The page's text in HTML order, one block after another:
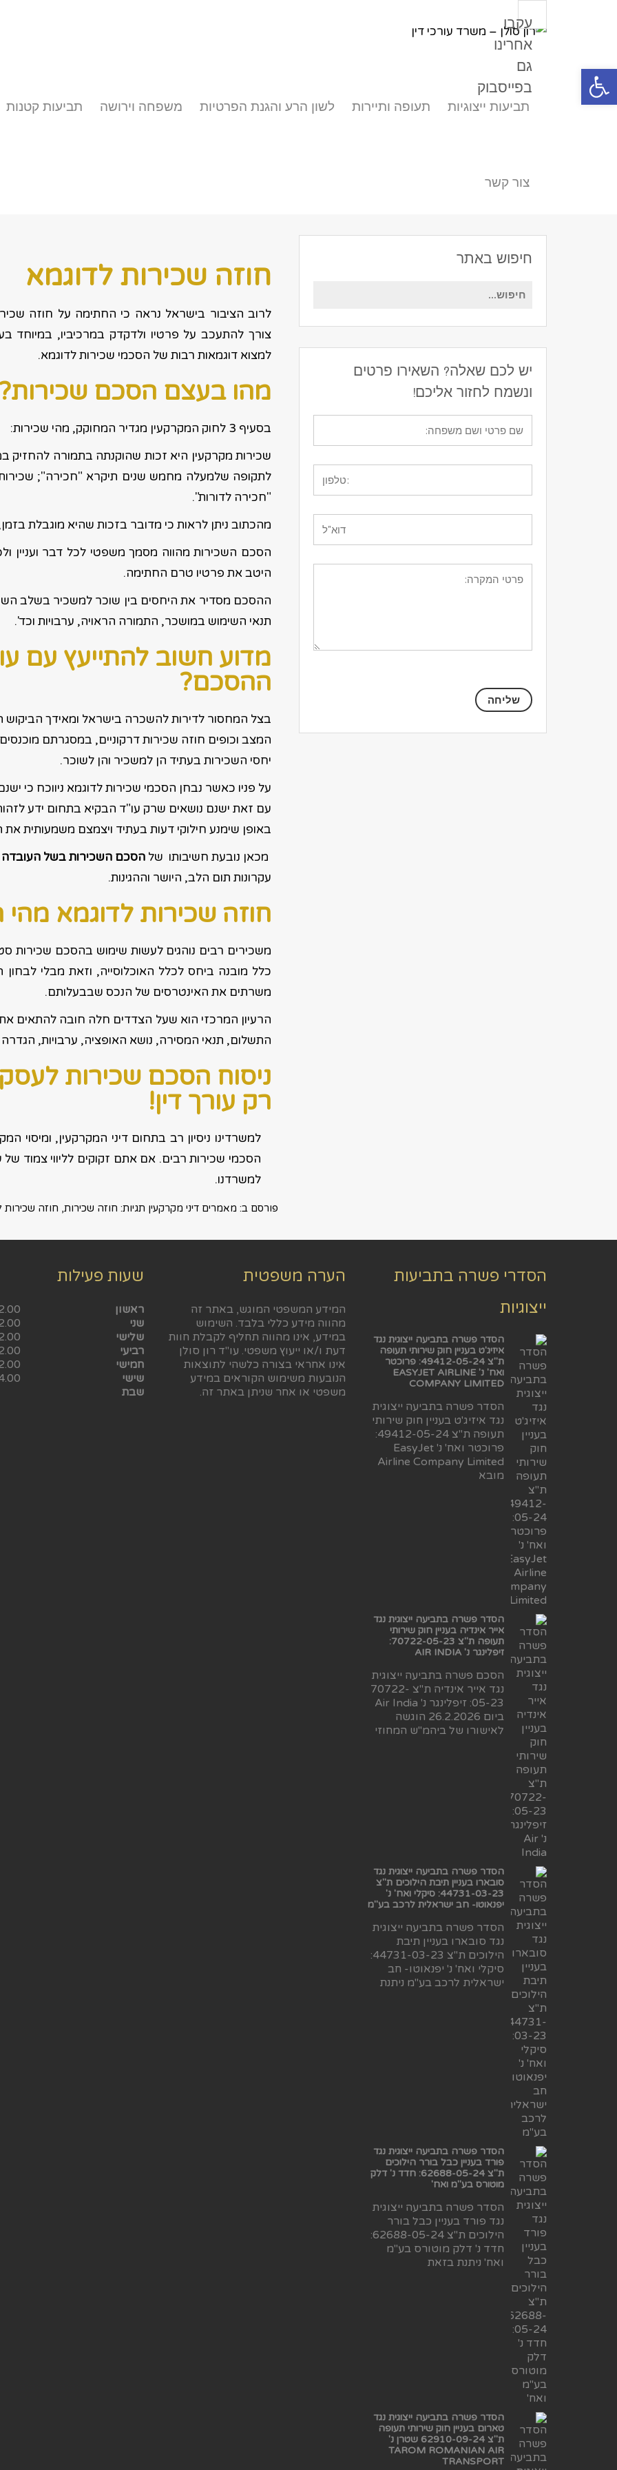
פתח סרגל נגישות
תביעות ייצוגיות תעופה ותיירות לשון הרע והגנת הפרטיות משפחה וירושה תביעות קטנות
צור קשר
חוזה שכירות לדוגמא
לרוב הציבור בישראל נראה כי החתימה על חוזה
צורך להתעכב על פרטיו ולדקדק במרכיביו, במיוחד
למצוא דוגמאות רבות של הסכמי שכירות לדוגמא.
מהו בעצם הסכם שכירות?
בסעיף 3 לחוק המקרקעין מגדיר המחוקק, מהי שכירות:
שכירות מקרקעין היא זכות שהוקנתה בתמורה
לתקופה שלמעלה מחמש שנים תיקרא "חכירה";
"חכירה לדורות".
מהכתוב ניתן לראות כי מדובר בזכות שהיא מוגבלת
הסכם השכירות מהווה מסמך משפטי לכל דבר ועניין
היטב את פרטיו טרם החתימה.
ההסכם מסדיר את היחסים בין שוכר למשכיר בשלב
תנאי השימוש במושכר, התמורה הראויה, ערבויות וכד'.
מדוע חשוב להתייעץ עם
ההסכם?
בצל המחסור לדירות להשכרה בישראל ומאידך הביקוש
המצב וכופים חוזה שכירות דרקוניים, במסגרתם
יחסי השכירות בעתיד הן למשכיר והן לשוכר.
על פניו כאשר נבחן הסכמי שכירות לדוגמא ניווכח כי
עם זאת ישנם נושאים שרק עו"ד הבקיא בתחום ידע
באופן שימנע חילוקי דעות בעתיד ויצמצם משמעותית
מכאן נובעת חשיבותו של הסכם השכירות בשל
עקרונות תום הלב, היושר וההגינות.
חוזה שכירות לדוגמא מהי
משכירים רבים נוהגים לעשות שימוש בהסכם שכירות
כלל מובנה ביחס לכלל האוכלוסייה, וזאת מבלי לבחון
משרתים את האינטרסים של הנכס שבבעלותם.
הרעיון המרכזי הוא שעל הצדדים חלה חובה להתאים
התשלום, תנאי המסירה, נושא האופציה, ערבויות,
ניסוח הסכם שכירות לעסק
רק עורך דין!
למשרדינו ניסיון רב בתחום דיני המקרקעין, ומיסוי
הסכמי שכירות רבים. אם אתם זקוקים לליווי צמוד
למשרדנו.
פורסם ב: מאמרים דיני מקרקעין תגיות: חוזה שכירות, חוזה שכירות
חיפוש באתר
חיפוש
יש לכם שאלה? השאירו פרטים
ונשמח לחזור אליכם!
עקבו
אחרינו
גם
בפייסבוק
הסדרי פשרה בתביעות
ייצוגיות
הסדר פשרה בתביעה ייצוגית נגד
איזיג'ט בעניין חוק שירותי תעופה
ת"צ 49412-05-24: פרוכטר
ואח' נ' EASYJET AIRLINE
COMPANY LIMITED
הסדר פשרה בתביעה ייצוגית
נגד איזיג'ט בעניין חוק שירותי
תעופה ת"צ 49412-05-24:
פרוכטר ואח' נ' EasyJet
Airline Company Limited
מובא
הסדר פשרה בתביעה ייצוגית נגד
אייר אינדיה בעניין חוק שירותי
תעופה ת"צ 70722-05-23:
זיפלינגר נ' AIR INDIA
הסכם פשרה בתביעה ייצוגית
נגד אייר אינדיה ת"צ 70722-
05-23: זיפלינגר נ' Air India
ביום 26.2.2026 הוגשה
לאישורו של ביהמ"ש המחוזי
הסדר פשרה בתביעה ייצוגית נגד
סובארו בעניין תיבת הילוכים ת"צ
44731-03-23: סיקלי ואח' נ'
יפנאוטו- חב ישראלית לרכב בע"מ
הסדר פשרה בתביעה ייצוגית
נגד סובארו בעניין תיבת
הילוכים ת"צ 44731-03-23:
סיקלי ואח' נ' יפנאוטו- חב
ישראלית לרכב בע"מ ניתנת
הסדר פשרה בתביעה ייצוגית נגד
פורד בעניין כבל בורר הילוכים
ת"צ 62688-05-24: חדד נ' דלק
מוטורס בע"מ ואח'
הסדר פשרה בתביעה ייצוגית
נגד פורד בעניין כבל בורר
הילוכים ת"צ 62688-05-24:
חדד נ' דלק מוטורס בע"מ
ואח' ניתנת בזאת
הסדר פשרה בתביעה ייצוגית נגד
טארום בעניין חוק שירותי תעופה
ת"צ 62910-09-24 שטרן נ'
TAROM ROMANIAN AIR
TRANSPORT
הערה משפטית
המידע המשפטי המוגש, באתר זה
מהווה מידע כללי בלבד. השימוש
במידע, אינו מהווה תחליף לקבלת חוות
דעת ו/או ייעוץ משפטי. עו"ד רון סולן
אינו אחראי בצורה כלשהי לתוצאות
הנובעות משימוש הקוראים במידע
משפטי או אחר שניתן באתר זה.
שעות פעילות
ראשון
שני
שלישי
רביעי
חמישי
שישי
שבת